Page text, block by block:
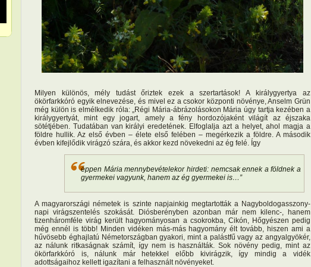
Milyen különös, mély tudást őriztek ezek a szertartások! A királygyertya az
ökörfarkkóró egyik elnevezése, és mivel ez a csokor központi növénye, Anselm Grün
még külön is elmélkedik róla: „Régi Mária-ábrázolásokon Mária úgy tartja kezében a
királygyertyát, mint egy jogart, amely a fény hordozójaként világít az éjszaka
sötétjében. Tudatában van királyi eredetének. Elfoglalja azt a helyet, ahol magja a
földre hullik. Az első évben – élete első felében – megérkezik a földre. A második
évben kifejlődik virágzó szára, és akkor kezd növekedni az ég felé. Így
éppen Mária mennybevételekor hirdeti: nemcsak ennek a földnek a
gyermekei vagyunk, hanem az ég gyermekei is…”
A magyarországi németek is szinte napjainkig megtartották a Nagyboldogasszony-
napi virágszentelés szokását. Diósberényben azonban már nem kilenc-, hanem
tizenháromféle virág került hagyományosan a csokrokba, Cikón, Hőgyészen pedig
még ennél is több! Minden vidéken más-más hagyomány élt tovább, hiszen ami a
hűvösebb éghajlatú Németországban gyakori, mint a palástfű vagy az angyalgyökér,
az nálunk ritkaságnak számít, így nem is használták. Sok növény pedig, mint az
ökörfarkkóró is, nálunk már hetekkel előbb kivirágzik, így mindig a vidék
adottságaihoz kellett igazítani a felhasznált növényeket.